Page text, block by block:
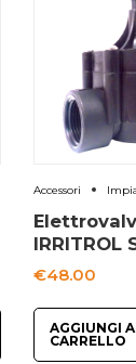
Accessori
IRRITROL
€48.00
AGGIUNGI
CARRELLO